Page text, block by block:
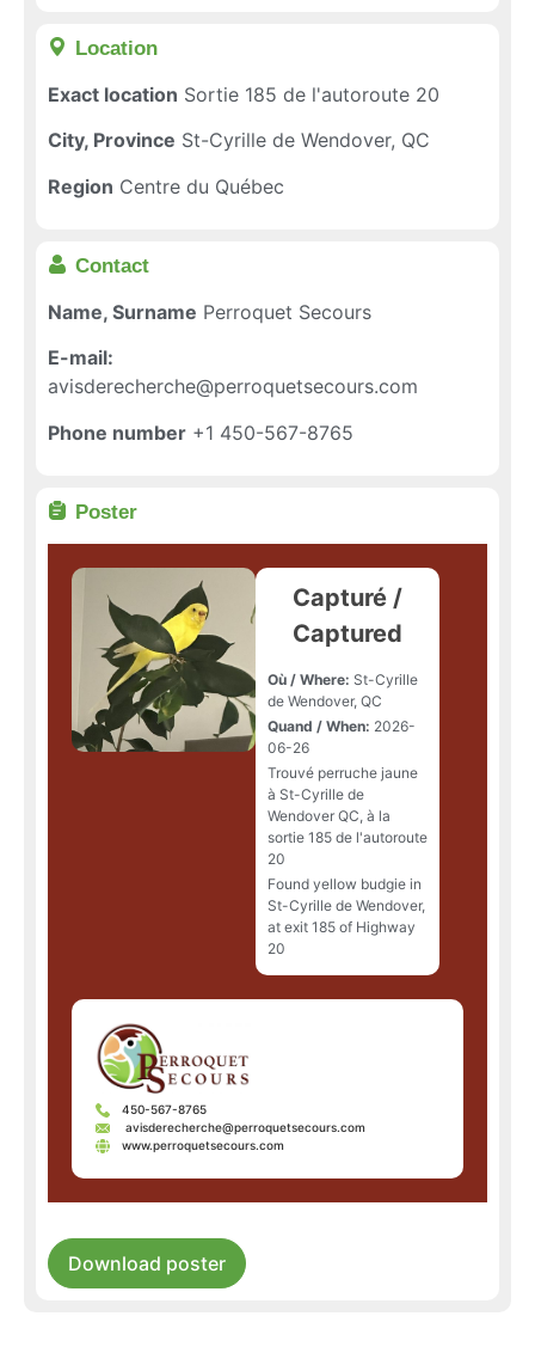
Location​
Exact location Sortie 185 de l'autoroute 20
City, Province St-Cyrille de Wendover, QC
Region Centre du Québec
Contact
Name, Surname Perroquet Secours
E-mail:
avisderecherche@perroquetsecours.com
Phone number +1 450-567-8765
Poster
Capturé /
Captured
Où / Where: St-Cyrille
de Wendover, QC
Quand / When: 2026-
06-26
Trouvé perruche jaune
à St-Cyrille de
Wendover QC, à la
sortie 185 de l'autoroute
20
Found yellow budgie in
St-Cyrille de Wendover,
at exit 185 of Highway
20
450-567-8765
avisderecherche@perroquetsecours.com
www.perroquetsecours.com
Download poster